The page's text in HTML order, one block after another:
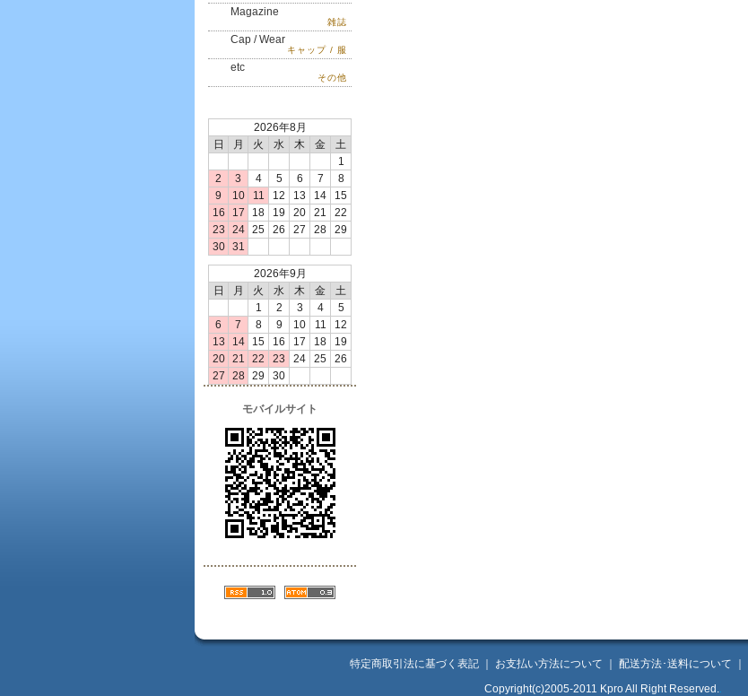
Magazine
雑誌
Cap / Wear
キャップ / 服
etc
その他
2026年8月
日
月 火 水 木 金
土
1
2
3 4 5 6 7
8
9
10 11 12 13 14
15
16
17 18 19 20 21
22
23
24 25 26 27 28
29
30
31
2026年9月
日
月 火 水 木 金
土
1
2 3 4
5
6
7 8 9 10 11
12
13
14 15 16 17 18
19
20
21 22 23 24 25
26
27
28 29 30
モバイルサイト
特定商取引法に基づく表記 お支払い方法について 配送方法･送料について
Copyright(c)2005-2011 Kpro All Right Reserved.